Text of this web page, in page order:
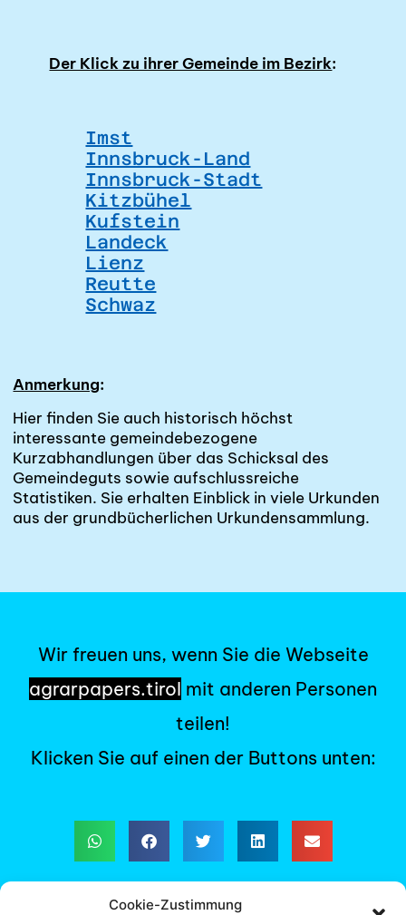
Cookie-Zustimmung
Der Klick zu ihrer Gemeinde im Bezirk:
Imst
Innsbruck-Land
Innsbruck-Stadt
Kitzbühel
Kufstein
Landeck
Lienz
Reutte
Schwaz
Anmerkung:
Hier finden Sie auch historisch höchst
interessante gemeindebezogene
Kurzabhandlungen über das Schicksal des
Gemeindeguts sowie aufschlussreiche
Statistiken. Sie erhalten Einblick in viele Urkunden
aus der grundbücherlichen Urkundensammlung.
Wir freuen uns, wenn Sie die Webseite
agrarpapers.tirol mit anderen Personen
teilen!
Klicken Sie auf einen der Buttons unten: